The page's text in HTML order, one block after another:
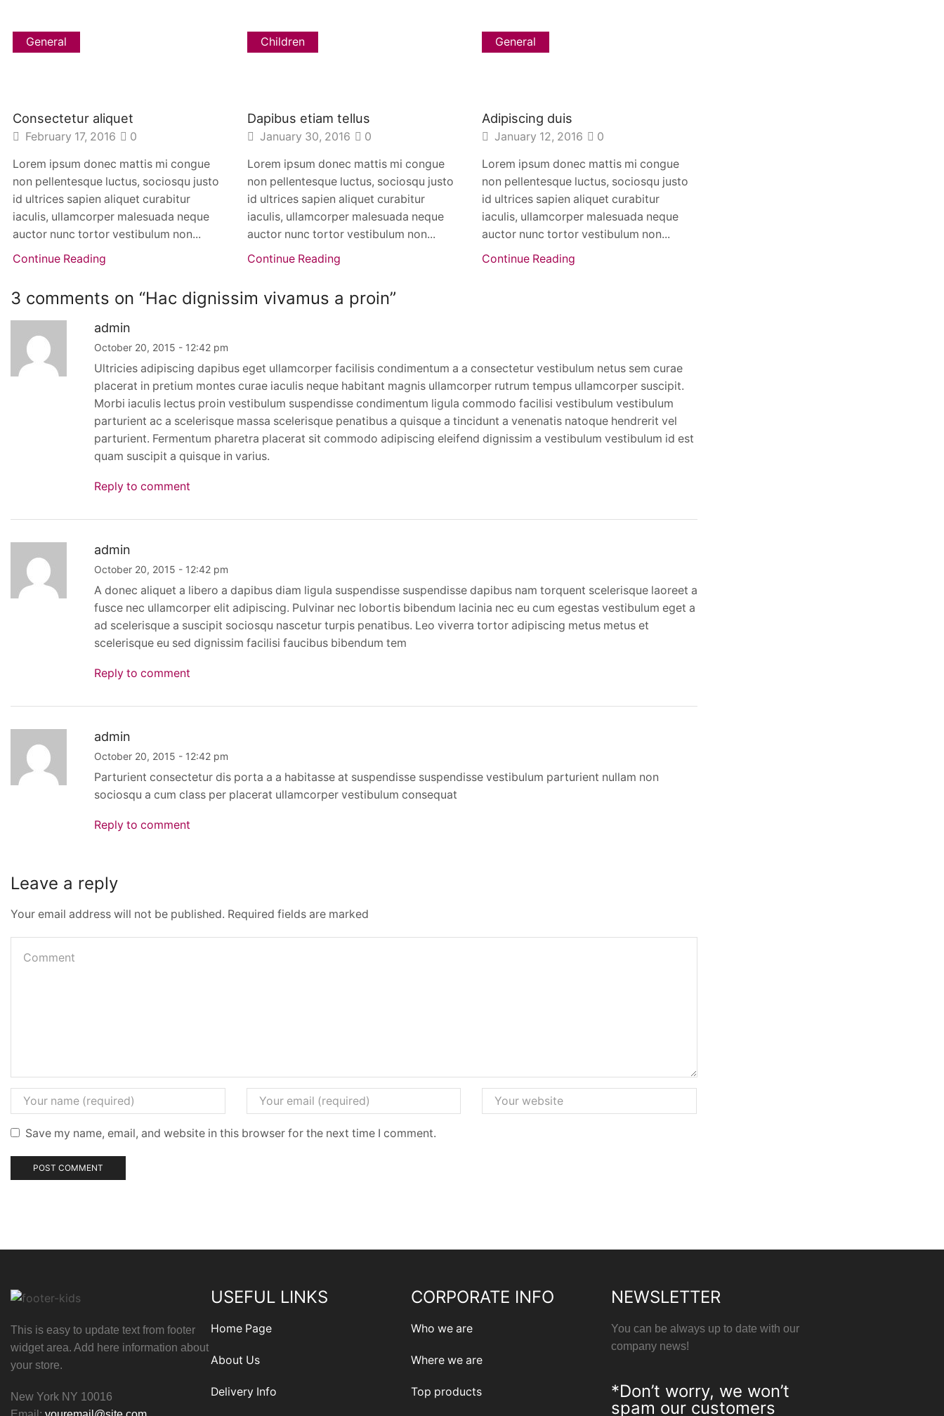
General
Consectetur aliquet
February 17, 2016 0
Lorem ipsum donec mattis mi congue
non pellentesque luctus, sociosqu justo
id ultrices sapien aliquet curabitur
iaculis, ullamcorper malesuada neque
auctor nunc tortor vestibulum non...
Continue Reading
Children
Dapibus etiam tellus
January 30, 2016 0
Lorem ipsum donec mattis mi congue
non pellentesque luctus, sociosqu justo
id ultrices sapien aliquet curabitur
iaculis, ullamcorper malesuada neque
auctor nunc tortor vestibulum non...
Continue Reading
General
Adipiscing duis
January 12, 2016 0
Lorem ipsum donec mattis mi congue
non pellentesque luctus, sociosqu justo
id ultrices sapien aliquet curabitur
iaculis, ullamcorper malesuada neque
auctor nunc tortor vestibulum non...
Continue Reading
3 comments on “Hac dignissim vivamus a proin”
admin
October 20, 2015 - 12:42 pm
Ultricies adipiscing dapibus eget ullamcorper facilisis condimentum a a consectetur vestibulum netus sem curae
placerat in pretium montes curae iaculis neque habitant magnis ullamcorper rutrum tempus ullamcorper suscipit.
Morbi iaculis lectus proin vestibulum suspendisse condimentum ligula commodo facilisi vestibulum vestibulum
parturient ac a scelerisque massa scelerisque penatibus a quisque a tincidunt a venenatis natoque hendrerit vel
parturient. Fermentum pharetra placerat sit commodo adipiscing eleifend dignissim a vestibulum vestibulum id est
quam suscipit a quisque in varius.
Reply to comment
admin
October 20, 2015 - 12:42 pm
A donec aliquet a libero a dapibus diam ligula suspendisse suspendisse dapibus nam torquent scelerisque laoreet a
fusce nec ullamcorper elit adipiscing. Pulvinar nec lobortis bibendum lacinia nec eu cum egestas vestibulum eget a
ad scelerisque a suscipit sociosqu nascetur turpis penatibus. Leo viverra tortor adipiscing metus metus et
scelerisque eu sed dignissim facilisi faucibus bibendum tem
Reply to comment
admin
October 20, 2015 - 12:42 pm
Parturient consectetur dis porta a a habitasse at suspendisse suspendisse vestibulum parturient nullam non
sociosqu a cum class per placerat ullamcorper vestibulum consequat
Reply to comment
Leave a reply
Your email address will not be published. Required fields are marked
Save my name, email, and website in this browser for the next time I comment.
This is easy to update text from footer
widget area. Add here information about
your store.
New York NY 10016
USEFUL LINKS
Home Page
About Us
Delivery Info
CORPORATE INFO
Who we are
Where we are
Top products
NEWSLETTER
You can be always up to date with our
company news!
*Don’t worry, we won’t
spam our customers